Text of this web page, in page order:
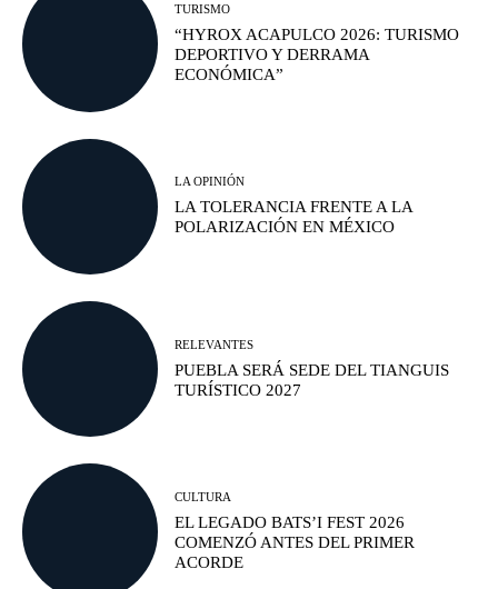
TURISMO
“HYROX ACAPULCO 2026: TURISMO
DEPORTIVO Y DERRAMA
ECONÓMICA”
LA OPINIÓN
LA TOLERANCIA FRENTE A LA
POLARIZACIÓN EN MÉXICO
RELEVANTES
PUEBLA SERÁ SEDE DEL TIANGUIS
TURÍSTICO 2027
CULTURA
EL LEGADO BATS’I FEST 2026
COMENZÓ ANTES DEL PRIMER
ACORDE